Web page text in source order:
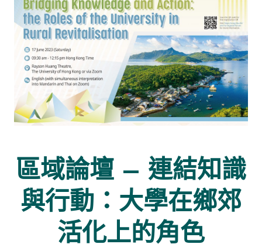
區域論壇 – 連結知識
與行動：大學在鄉郊
活化上的角色